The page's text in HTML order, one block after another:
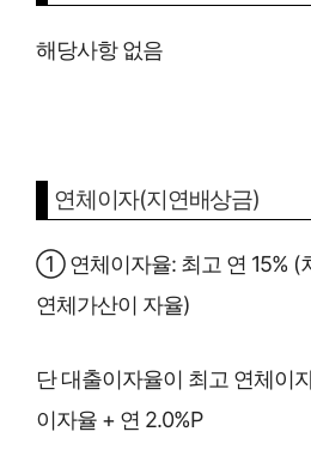
해당사항 없음
연체이자(지연배상금)
① 연체이자율: 최고 연 15% (
연체가산이 자율)
단 대출이자율이 최고 연체이
이자율 + 연 2.0%P